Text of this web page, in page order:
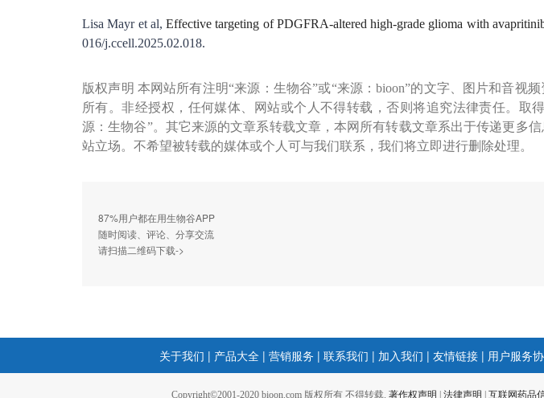
Lisa Mayr et al, Effective targeting of PDGFRA-altered high-grade glioma with
016/j.ccell.2025.02.018.
版权声明 本网站所有注明“来源：生物谷”或“来源：bioon”的文字、图片和音视
所有。非经授权，任何媒体、网站或个人不得转载，否则将追究法律责任。取
源：生物谷”。其它来源的文章系转载文章，本网所有转载文章系出于传递更多
站立场。不希望被转载的媒体或个人可与我们联系，我们将立即进行删除处理。
87%用户都在用生物谷APP
随时阅读、评论、分享交流
请扫描二维码下载->
关于我们 | 产品大全 | 营销服务 | 联系我们 | 加入我们 | 友情链接 | 用户服务
Copyright©2001-2020 bioon.com 版权所有 不得转载. 著作权声明 | 法律声明 | 互联网药品